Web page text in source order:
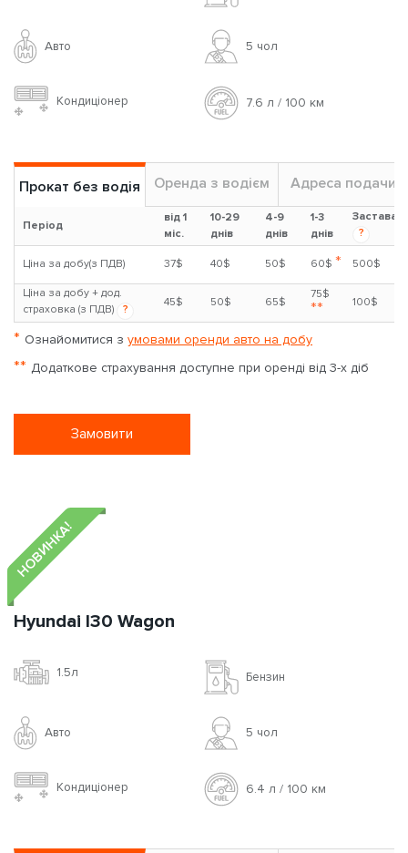
Авто 5 чoл
Кондиціонер 7.6 л / 100 км
Прокат без водія Оренда з водієм Адреса подачи
Період
від 1
міс.
10-29
днів
4-9
днів
1-3
днів
Застава
?
Ціна за добу(з ПДВ) 37$ 40$ 50$ 60$ * 500$
Ціна за добу + дод.
страховка (з ПДВ)
?
45$ 50$ 65$
75$
** 100$
* Ознайомитися з умовами оренди авто на добу
** Додаткове страхування доступне при оренді від 3-х діб
Замовити
НОВИНКА!